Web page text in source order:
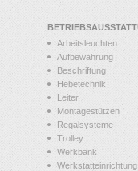
Arbeitsleuchten
Aufbewahrung
Beschriftung
Hebetechnik
Leiter
Montagestützen
Regalsysteme
Trolley
Werkbank
Werkstatteinrichtung